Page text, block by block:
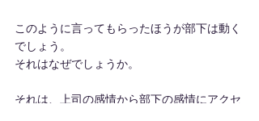
このように言ってもらったほうが部下は動く
でしょう。
それはなぜでしょうか。
それは、上司の感情から部下の感情にアクセ